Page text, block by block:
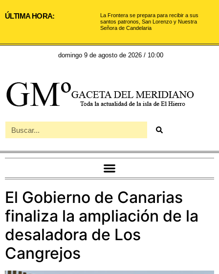
ÚLTIMA HORA:
La Frontera se prepara para recibir a sus
santos patronos, San Lorenzo y Nuestra
Señora de Candelaria
domingo 9 de agosto de 2026 / 10:00
El Gobierno de Canarias
finaliza la ampliación de la
desaladora de Los
Cangrejos